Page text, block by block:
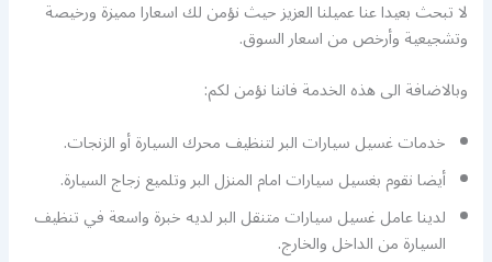
لا تبحث بعيدا عنا عميلنا العزيز حيث نؤمن لك اسعارا مميزة ورخيصة
وتشجيعية وأرخص من اسعار السوق.
وبالاضافة الى هذه الخدمة فاننا نؤمن لكم:
خدمات غسيل سيارات البر لتنظيف محرك السيارة أو الزنجات.
أيضا نقوم بغسيل سيارات امام المنزل البر وتلميع زجاج السيارة.
لدينا عامل غسيل سيارات متنقل البر لديه خبرة واسعة في تنظيف
السيارة من الداخل والخارج.